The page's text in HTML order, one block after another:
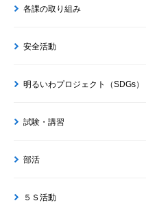
各課の取り組み
安全活動
明るいわプロジェクト（SDGs）
試験・講習
部活
５Ｓ活動